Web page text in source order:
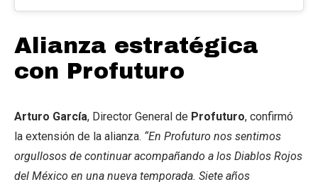
Alianza estratégica
con Profuturo
Arturo García, Director General de Profuturo, confirmó
la extensión de la alianza. “En Profuturo nos sentimos
orgullosos de continuar acompañando a los Diablos Rojos
del México en una nueva temporada. Siete años